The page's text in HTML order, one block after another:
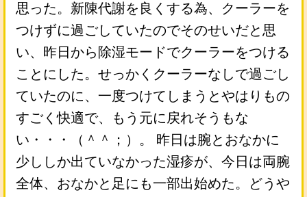
思った。新陳代謝を良くする為、クーラーを
つけずに過ごしていたのでそのせいだと思
い、昨日から除湿モードでクーラーをつける
ことにした。せっかくクーラーなしで過ごし
ていたのに、一度つけてしまうとやはりもの
すごく快適で、もう元に戻れそうもな
い・・・（＾＾；）。 昨日は腕とおなかに
少ししか出ていなかった湿疹が、今日は両腕
全体、おなかと足にも一部出始めた。どうや